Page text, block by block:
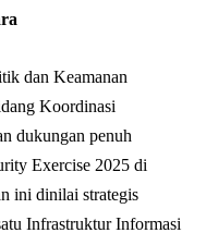
dan Keamanan
Koordinasi
dukungan penuh
Exercise 2025 di
ini dinilai strategis
Infrastruktur Informasi